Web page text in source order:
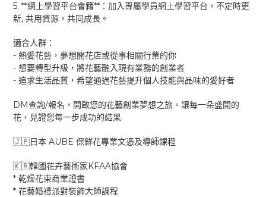
5. **網上學習平台會籍** ：加入專屬學員網上學習平台，不定時更
新, 共用資源，共同成長。
適合人群：
- 熱愛花藝，夢想開花店或從事相關行業的你
- 想要轉型升級，將花藝融入現有業務的創業者
- 追求生活品質，希望通過花藝提升個人技能與品味的愛好者
DM查詢/報名，開啟您的花藝創業夢想之旅。讓每一朵盛開的
花，見證您每一步成功的結果.
🇯🇵 日本 AUBE 保鮮花專業文憑及導師課程
🇰🇷韓國花卉藝術家 KFAA協會
* 乾燥花束商業證書
* 花藝婚禮派對裝飾大師課程